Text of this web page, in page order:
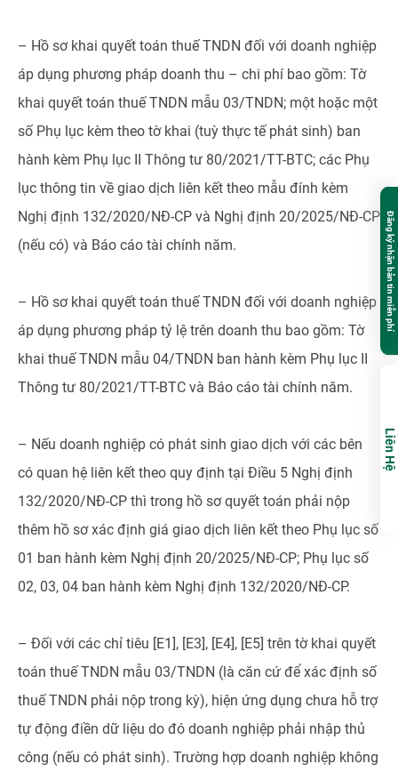
– Hồ sơ khai quyết toán thuế TNDN đối với doanh nghiệp
áp dụng phương pháp doanh thu – chi phí bao gồm: Tờ
khai quyết toán thuế TNDN mẫu 03/TNDN; một hoặc một
số Phụ lục kèm theo tờ khai (tuỳ thực tế phát sinh) ban
hành kèm Phụ lục II Thông tư 80/2021/TT-BTC; các Phụ
lục thông tin về giao dịch liên kết theo mẫu đính kèm
Nghị định 132/2020/NĐ-CP và Nghị định 20/2025/NĐ-CP
(nếu có) và Báo cáo tài chính năm.
– Hồ sơ khai quyết toán thuế TNDN đối với doanh nghiệp
áp dụng phương pháp tỷ lệ trên doanh thu bao gồm: Tờ
khai thuế TNDN mẫu 04/TNDN ban hành kèm Phụ lục II
Thông tư 80/2021/TT-BTC và Báo cáo tài chính năm.
– Nếu doanh nghiệp có phát sinh giao dịch với các bên
có quan hệ liên kết theo quy định tại Điều 5 Nghị định
132/2020/NĐ-CP thì trong hồ sơ quyết toán phải nộp
thêm hồ sơ xác định giá giao dịch liên kết theo Phụ lục số
01 ban hành kèm Nghị định 20/2025/NĐ-CP; Phụ lục số
02, 03, 04 ban hành kèm Nghị định 132/2020/NĐ-CP.
– Đối với các chỉ tiêu [E1], [E3], [E4], [E5] trên tờ khai quyết
toán thuế TNDN mẫu 03/TNDN (là căn cứ để xác định số
thuế TNDN phải nộp trong kỳ), hiện ứng dụng chưa hỗ trợ
tự động điền dữ liệu do đó doanh nghiệp phải nhập thủ
công (nếu có phát sinh). Trường hợp doanh nghiệp không
Đăng ký nhận bản tin miễn phí
Liên Hệ